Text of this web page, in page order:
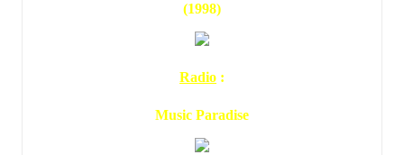
(1998)
Radio :
Music Paradise